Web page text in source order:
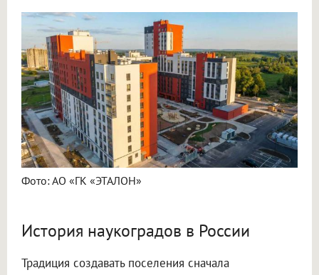
Фото: АО «ГК «ЭТАЛОН»
История наукоградов в России
Традиция создавать поселения сначала